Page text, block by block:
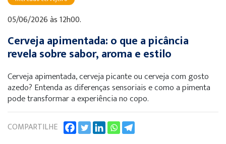
05/06/2026 às 12h00.
Cerveja apimentada: o que a picância
revela sobre sabor, aroma e estilo
Cerveja apimentada, cerveja picante ou cerveja com gosto
azedo? Entenda as diferenças sensoriais e como a pimenta
pode transformar a experiência no copo.
COMPARTILHE